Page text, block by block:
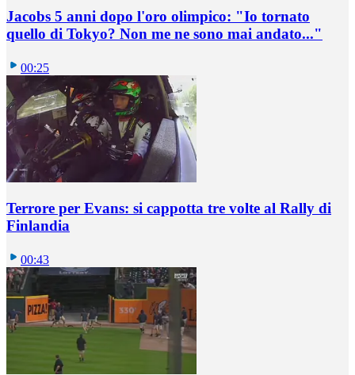
Jacobs 5 anni dopo l'oro olimpico: "Io tornato
quello di Tokyo? Non me ne sono mai andato..."
00:25
Terrore per Evans: si cappotta tre volte al Rally di
Finlandia
00:43